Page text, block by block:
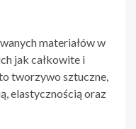
materiałów w
jak całkowite i
tworzywo sztuczne,
elastycznością oraz